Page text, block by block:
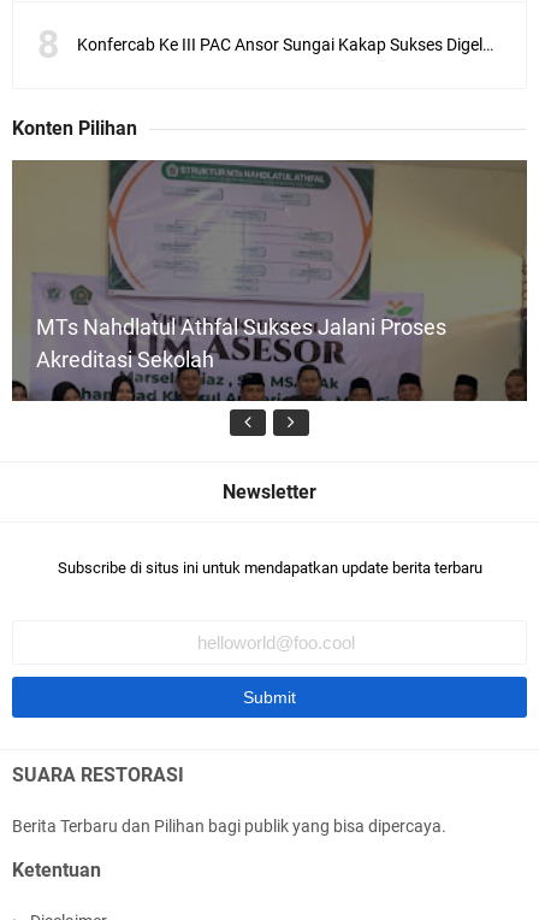
Konfercab Ke III PAC Ansor Sungai Kakap Sukses Digelar, Yusron Ingatkan Kader Jaga Soliditas
Konten Pilihan
MTs Nahdlatul Athfal Sukses Jalani Proses
Akreditasi Sekolah
Syarief Abdullah Usulkan Kemendes Selesaikan
Abdullah Apresiasi Nalar Kritis Pemuda
Subscribe di situs ini untuk mendapatkan update berita terbaru
SUARA RESTORASI
Berita Terbaru dan Pilihan bagi publik yang bisa dipercaya.
Ketentuan